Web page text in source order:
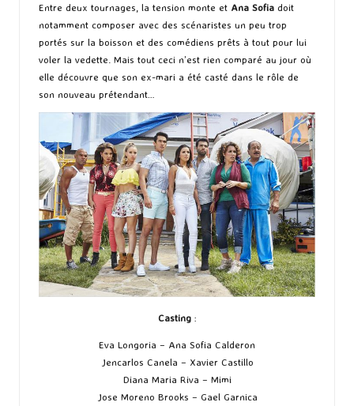
Entre deux tournages, la tension monte et Ana Sofia doit
notamment composer avec des scénaristes un peu trop
portés sur la boisson et des comédiens prêts à tout pour lui
voler la vedette. Mais tout ceci n’est rien comparé au jour où
elle découvre que son ex-mari a été casté dans le rôle de
son nouveau prétendant…
Casting:
Eva Longoria – Ana Sofia Calderon
Jencarlos Canela – Xavier Castillo
Diana Maria Riva – Mimi
Jose Moreno Brooks – Gael Garnica